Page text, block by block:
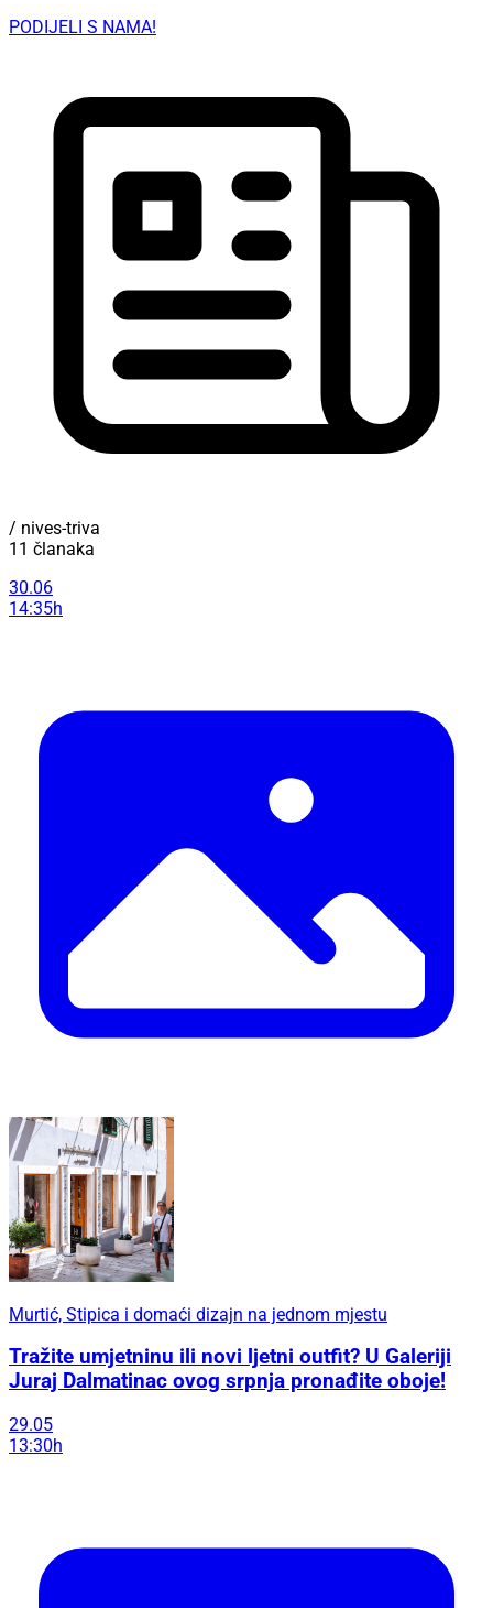
PODIJELI S NAMA!
/ nives-triva
11 članaka
30.06
14:35h
Murtić, Stipica i domaći dizajn na jednom mjestu
Tražite umjetninu ili novi ljetni outfit? U Galeriji
Juraj Dalmatinac ovog srpnja pronađite oboje!
29.05
13:30h